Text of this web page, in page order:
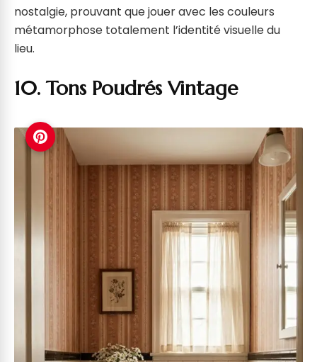
nostalgie, prouvant que jouer avec les couleurs
métamorphose totalement l’identité visuelle du
lieu.
10. Tons Poudrés Vintage